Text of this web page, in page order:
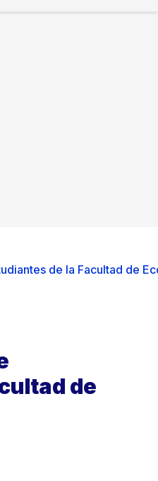
de la Facultad de
de